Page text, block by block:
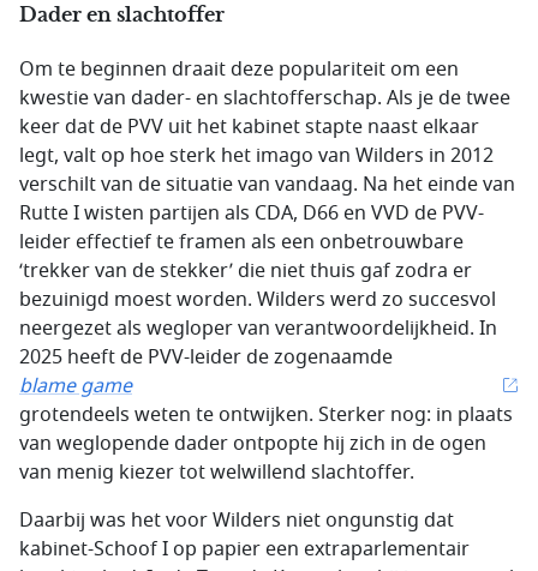
Dader en slachtoffer
Om te beginnen draait deze populariteit om een
kwestie van dader- en slachtofferschap. Als je de twee
keer dat de PVV uit het kabinet stapte naast elkaar
legt, valt op hoe sterk het imago van Wilders in 2012
verschilt van de situatie van vandaag. Na het einde van
Rutte I wisten partijen als CDA, D66 en VVD de PVV-
leider effectief te framen als een onbetrouwbare
‘trekker van de stekker’ die niet thuis gaf zodra er
bezuinigd moest worden. Wilders werd zo succesvol
neergezet als wegloper van verantwoordelijkheid. In
2025 heeft de PVV-leider de zogenaamde
blame game
grotendeels weten te ontwijken. Sterker nog: in plaats
van weglopende dader ontpopte hij zich in de ogen
van menig kiezer tot welwillend slachtoffer.
Daarbij was het voor Wilders niet ongunstig dat
kabinet-Schoof I op papier een extraparlementair